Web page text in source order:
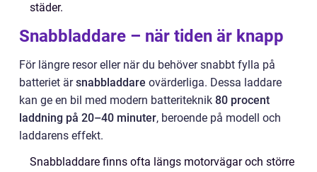
städer.
Snabbladdare – när tiden är knapp
För längre resor eller när du behöver snabbt fylla på
batteriet ärsnabbladdare ovärderliga. Dessa laddare
kan ge en bil med modern batteriteknik 80 procent
laddning på 20–40 minuter, beroende på modell och
laddarens effekt.
Snabbladdare finns ofta längs motorvägar och större